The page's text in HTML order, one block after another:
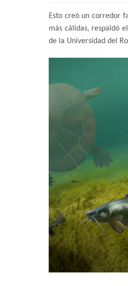
Esto creó un corredor
más cálidas, respaldó
de la Universidad del